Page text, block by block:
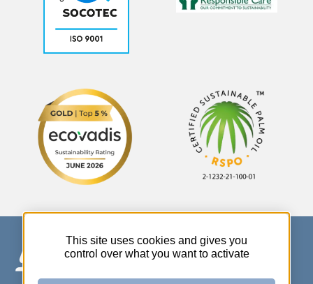
This site uses cookies and gives you
control over what you want to activate